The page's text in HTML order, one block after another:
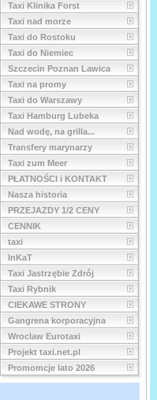
Taxi Klinika Forst
Taxi nad morze
Taxi do Rostoku
Taxi do Niemiec
Szczecin Poznan Lawica
Taxi na promy
Taxi do Warszawy
Taxi Hamburg Lubeka
Nad wodę, na grilla...
Transfery marynarzy
Taxi zum Meer
PŁATNOŚCI i KONTAKT
Nasza historia
PRZEJAZDY 1/2 CENY
CENNIK
taxi
InKaT
Taxi Jastrzębie Zdrój
Taxi Rybnik
CIEKAWE STRONY
Gangrena korporacyjna
Wroclaw Eurotaxi
Projekt taxi.net.pl
Promomcje lato 2026